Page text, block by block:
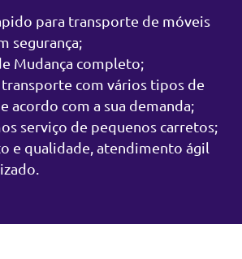
para transporte de móveis
segurança;
Mudança completo;
transporte com vários tipos de
acordo com a sua demanda;
serviço de pequenos carretos;
e qualidade, atendimento ágil